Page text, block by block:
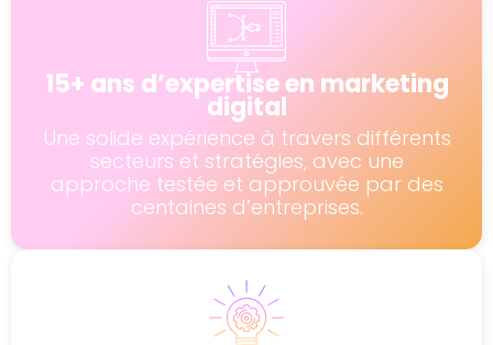
15+ ans d’expertise en marketing
digital
Une solide expérience à travers différents
secteurs et stratégies, avec une
approche testée et approuvée par des
centaines d’entreprises.